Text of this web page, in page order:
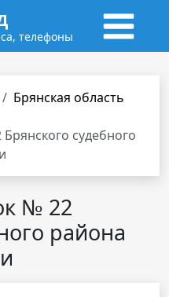
телефоны
Брянская область
судебного
№ 22
района